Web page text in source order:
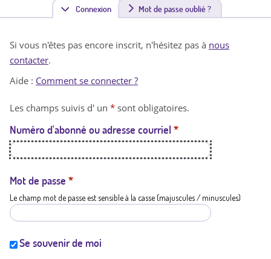
Connexion(
n
t
a
t
i
Mot de passe oublié ?
Si vous n'êtes pas encore inscrit, n'hésitez pas à nous
contacter.
Aide : Comment se connecter ?
Les champs suivis d' un * sont obligatoires.
Numéro d'abonné ou adresse courriel *
Mot de passe *
Le champ mot de passe est sensible à la casse (majuscules / minuscules)
Se souvenir de moi